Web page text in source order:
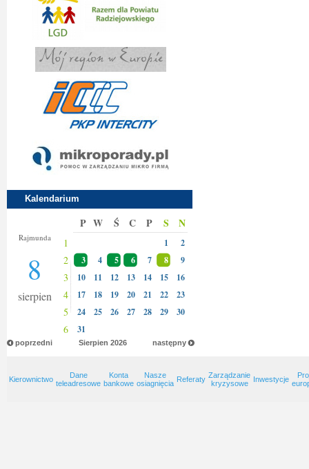
Kalendarium
Rajmunda
8
sierpien
P W Ś C P S N
1 1 2
2 3 4 5 6 7 8 9
3 10 11 12 13 14 15 16
4 17 18 19 20 21 22 23
5 24 25 26 27 28 29 30
6 31
poprzedni następny
Sierpien 2026
Kierownictwo
Dane
teleadresowe
Konta
bankowe
Nasze
osiagnięcia Referaty Zarządzanie
kryzysowe
Inwestycje